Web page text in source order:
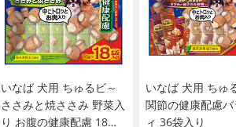
いなば 犬用 ちゅるビ～
ささみと焼ささみ 野菜入
り お腹の健康配慮 18袋
いなば 犬用 ちゅ
関節の健康配慮
ィ 36袋入り